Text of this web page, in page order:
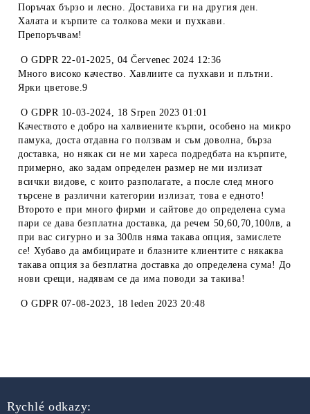
Поръчах бързо и лесно. Доставиха ги на другия ден.
Халата и кърпите са толкова меки и пухкави.
Препоръчвам!
OGDPR 22-01-2025, 04 Červenec 2024 12:36
Много високо качество. Хавлиите са пухкави и плътни.
Ярки цветове.9
OGDPR 10-03-2024, 18 Srpen 2023 01:01
Качеството е добро на халвиените кърпи, особено на микро
памука, доста отдавна го ползвам и съм доволна, бърза
доставка, но някак си не ми хареса подредбата на кърпите,
примерно, ако задам определен размер не ми излизат
всички видове, с които разполагате, а после след много
търсене в различни категории излизат, това е едното!
Второто е при много фирми и сайтове до определена сума
пари се дава безплатна доставка, да речем 50,60,70,100лв, а
при вас сигурно и за 300лв няма такава опция, замислете
се! Хубаво да амбицирате и блазните клиентите с някаква
такава опция за безплатна доставка до определена сума! До
нови срещи, надявам се да има поводи за такива!
OGDPR 07-08-2023, 18 leden 2023 20:48
Rychlé odkazy: